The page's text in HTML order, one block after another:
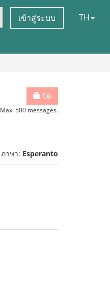
เข้าสู่ระบบ TH
ปิด
Max. 500 messages.
ภาษา: Esperanto